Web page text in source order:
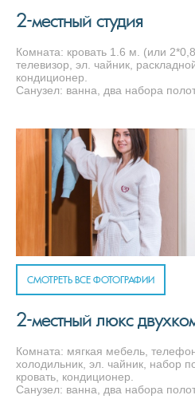
2-местный студия
Комната: кровать 1.6 м. (или
телевизор, эл. чайник,
кондиционер.
Санузел: ванна, два набора
СМОТРЕТЬ ВСЕ ФОТОГРАФИИ
2-местный люкс
Комната: мягкая мебель,
холодильник, эл. чайник, набор
кровать, кондиционер.
Санузел: ванна, два набора